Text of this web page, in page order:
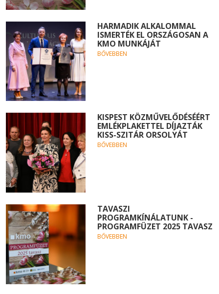
HARMADIK ALKALOMMAL
ISMERTÉK EL ORSZÁGOSAN A
KMO MUNKÁJÁT
BŐVEBBEN
KISPEST KÖZMŰVELŐDÉSÉÉRT
EMLÉKPLAKETTEL DÍJAZTÁK
KISS-SZITÁR ORSOLYÁT
BŐVEBBEN
TAVASZI
PROGRAMKÍNÁLATUNK -
PROGRAMFÜZET 2025 TAVASZ
BŐVEBBEN